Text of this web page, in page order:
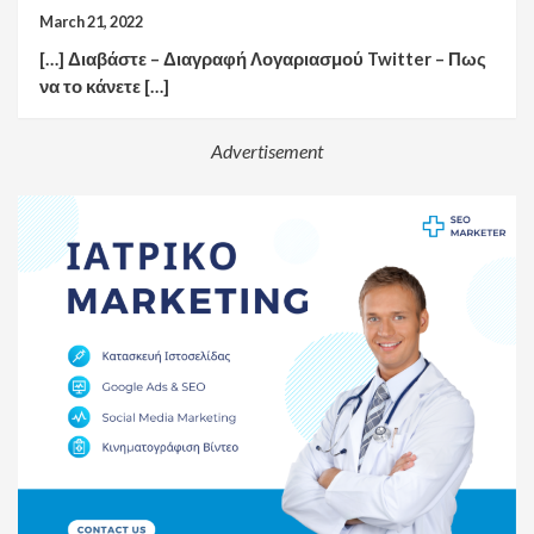
March 21, 2022
[…] Διαβάστε – Διαγραφή Λογαριασμού Twitter – Πως
να το κάνετε […]
Advertisement